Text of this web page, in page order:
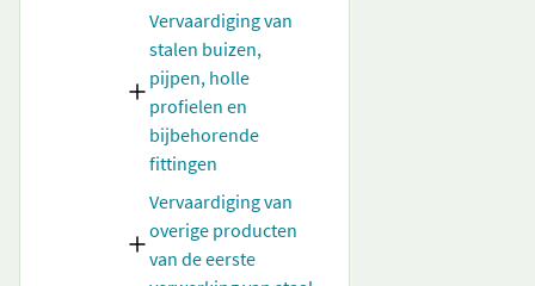
Vervaardiging van
stalen buizen,
pijpen, holle
profielen en
bijbehorende
fittingen
Vervaardiging van
overige producten
van de eerste